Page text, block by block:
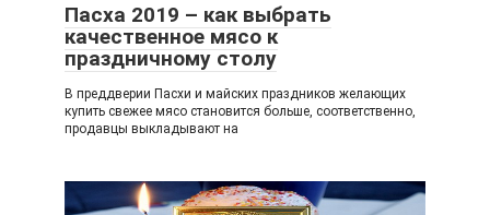
Пасха 2019 – как выбрать
качественное мясо к
праздничному столу
В преддверии Пасхи и майских праздников желающих
купить свежее мясо становится больше, соответственно,
продавцы выкладывают на